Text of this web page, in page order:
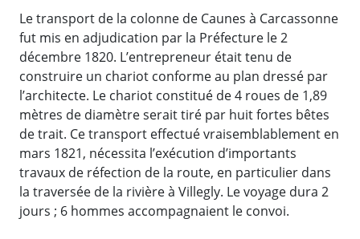
Le transport de la colonne de Caunes à Carcassonne
fut mis en adjudication par la Préfecture le 2
décembre 1820. L’entrepreneur était tenu de
construire un chariot conforme au plan dressé par
l’architecte. Le chariot constitué de 4 roues de 1,89
mètres de diamètre serait tiré par huit fortes bêtes
de trait. Ce transport effectué vraisemblablement en
mars 1821, nécessita l’exécution d’importants
travaux de réfection de la route, en particulier dans
la traversée de la rivière à Villegly. Le voyage dura 2
jours ; 6 hommes accompagnaient le convoi.